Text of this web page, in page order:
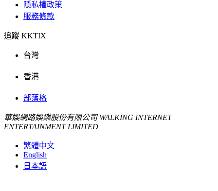
隱私權政策
服務條款
追蹤 KKTIX
台灣
香港
部落格
華娛網路娛樂股份有限公司 WALKING INTERNET
ENTERTAINMENT LIMITED
繁體中文
English
日本語